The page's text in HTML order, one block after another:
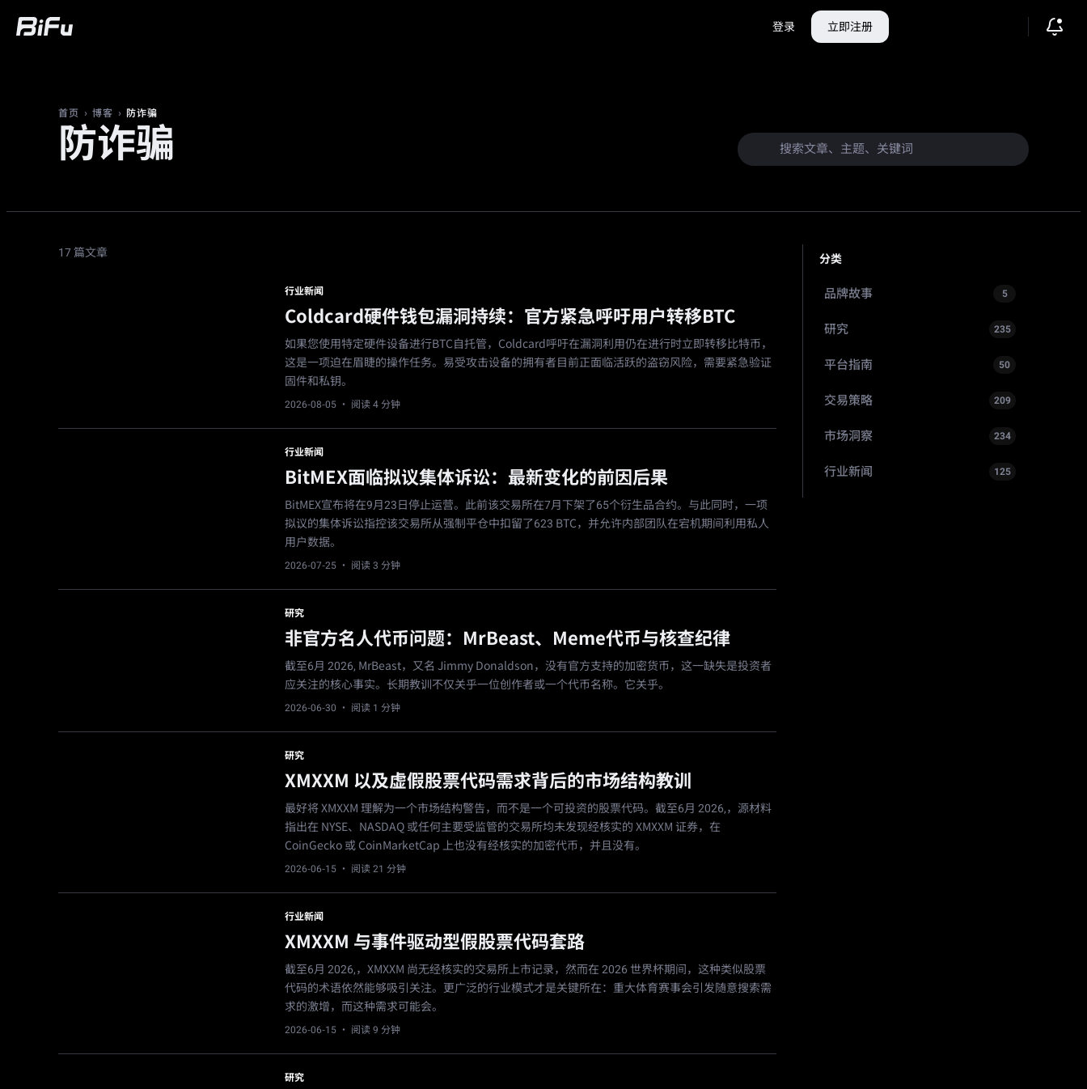
登录 立即注册
首页 › 博客 › 防诈骗
防诈骗
17 篇文章
行业新闻
Coldcard硬件钱包漏洞持续：官方紧急呼吁用户转移BTC
如果您使用特定硬件设备进行BTC自托管，Coldcard呼吁在漏洞利用仍在进行时立即转移比特币，
这是一项迫在眉睫的操作任务。易受攻击设备的拥有者目前正面临活跃的盗窃风险，需要紧急验证
固件和私钥。
2026-08-05 · 阅读 4 分钟
行业新闻
BitMEX面临拟议集体诉讼：最新变化的前因后果
BitMEX宣布将在9月23日停止运营。此前该交易所在7月下架了65个衍生品合约。与此同时，一项
拟议的集体诉讼指控该交易所从强制平仓中扣留了623 BTC，并允许内部团队在宕机期间利用私人
用户数据。
2026-07-25 · 阅读 3 分钟
研究
非官方名人代币问题：MrBeast、Meme代币与核查纪律
截至6月 2026, MrBeast，又名 Jimmy Donaldson，没有官方支持的加密货币，这一缺失是投资者
应关注的核心事实。长期教训不仅关乎一位创作者或一个代币名称。它关乎。
2026-06-30 · 阅读 1 分钟
研究
XMXXM 以及虚假股票代码需求背后的市场结构教训
最好将 XMXXM 理解为一个市场结构警告，而不是一个可投资的股票代码。截至6月 2026,，源材料
指出在 NYSE、NASDAQ 或任何主要受监管的交易所均未发现经核实的 XMXXM 证券，在
CoinGecko 或 CoinMarketCap 上也没有经核实的加密代币，并且没有。
2026-06-15 · 阅读 21 分钟
行业新闻
XMXXM 与事件驱动型假股票代码套路
截至6月 2026,，XMXXM 尚无经核实的交易所上市记录，然而在 2026 世界杯期间，这种类似股票
代码的术语依然能够吸引关注。更广泛的行业模式才是关键所在：重大体育赛事会引发随意搜索需
求的激增，而这种需求可能会。
2026-06-15 · 阅读 9 分钟
研究
分类
品牌故事 5
研究 235
平台指南 50
交易策略 209
市场洞察 234
行业新闻 125